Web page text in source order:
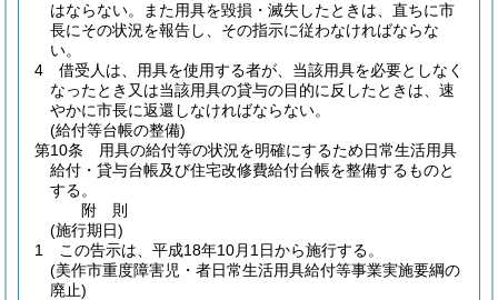
はならない。
また用具を毀損・滅失したときは、直ちに市
長にその状況を報告し、その指示に従わなければならな
い。
4
借受人は、用具を使用する者が、当該用具を必要としなく
なったとき又は当該用具の貸与の目的に反したときは、速
やかに市長に返還しなければならない。
(給付等台帳の整備)
第10条
用具の給付等の状況を明確にするため日常生活用具
給付・貸与台帳及び住宅改修費給付台帳を整備するものと
する。
附 則
(施行期日)
1
この告示は、平成18年10月1日から施行する。
(美作市重度障害児・者日常生活用具給付等事業実施要綱の
廃止)